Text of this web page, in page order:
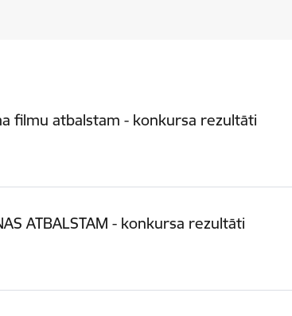
filmu atbalstam - konkursa rezultāti
ATBALSTAM - konkursa rezultāti